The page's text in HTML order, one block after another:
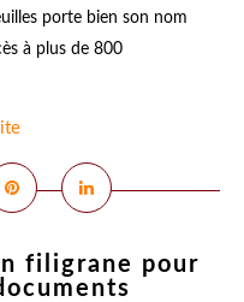
porte bien son nom
à plus de 800
filigrane pour